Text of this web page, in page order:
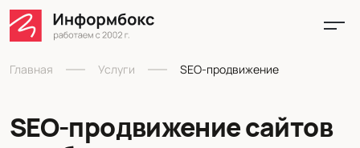
Главная Услуги SEO-продвижение
SEO-продвижение сайтов